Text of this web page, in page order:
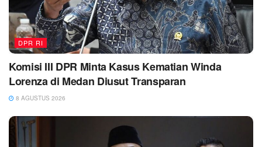
DPR RI
Komisi III DPR Minta Kasus Kematian Winda
Lorenza di Medan Diusut Transparan
8 AGUSTUS 2026